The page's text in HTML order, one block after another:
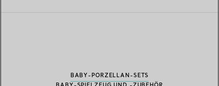
BABY-PORZELLAN-SETS